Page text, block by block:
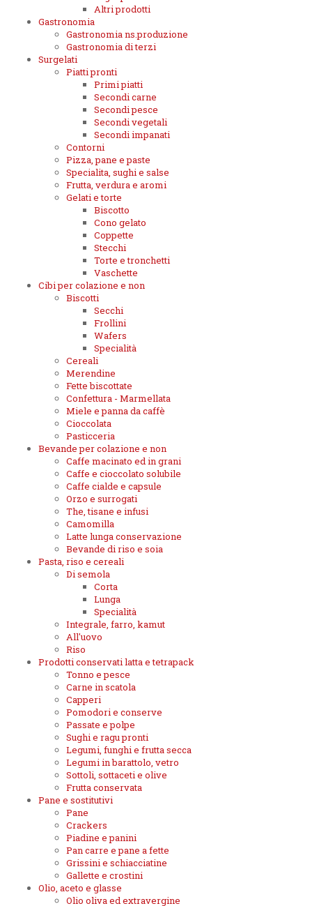
Altri prodotti
Gastronomia
Gastronomia ns.produzione
Gastronomia di terzi
Surgelati
Piatti pronti
Primi piatti
Secondi carne
Secondi pesce
Secondi vegetali
Secondi impanati
Contorni
Pizza, pane e paste
Specialita, sughi e salse
Frutta, verdura e aromi
Gelati e torte
Biscotto
Cono gelato
Coppette
Stecchi
Torte e tronchetti
Vaschette
Cibi per colazione e non
Biscotti
Secchi
Frollini
Wafers
Specialità
Cereali
Merendine
Fette biscottate
Confettura - Marmellata
Miele e panna da caffè
Cioccolata
Pasticceria
Bevande per colazione e non
Caffe macinato ed in grani
Caffe e cioccolato solubile
Caffe cialde e capsule
Orzo e surrogati
The, tisane e infusi
Camomilla
Latte lunga conservazione
Bevande di riso e soia
Pasta, riso e cereali
Di semola
Corta
Lunga
Specialità
Integrale, farro, kamut
All'uovo
Riso
Prodotti conservati latta e tetrapack
Tonno e pesce
Carne in scatola
Capperi
Pomodori e conserve
Passate e polpe
Sughi e ragu pronti
Legumi, funghi e frutta secca
Legumi in barattolo, vetro
Sottoli, sottaceti e olive
Frutta conservata
Pane e sostitutivi
Pane
Crackers
Piadine e panini
Pan carre e pane a fette
Grissini e schiacciatine
Gallette e crostini
Olio, aceto e glasse
Olio oliva ed extravergine